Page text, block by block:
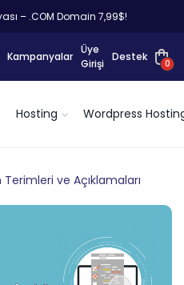
– .COM Domain 7,99$!
Kampanyalar
Üye
Girişi
Destek
0
Hosting Wordpress
Terimleri ve Açıklamaları